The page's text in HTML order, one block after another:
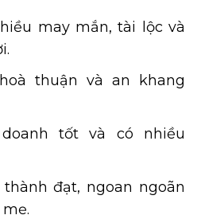
may mắn, tài lộc và
thuận và an khang
tốt và có nhiều
thành đạt, ngoan ngoãn